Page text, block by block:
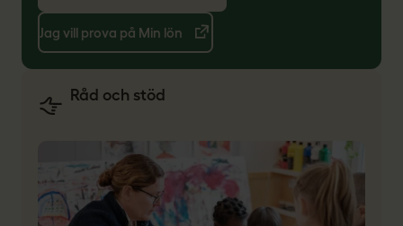
Jag vill prova på Min lön
Råd och stöd